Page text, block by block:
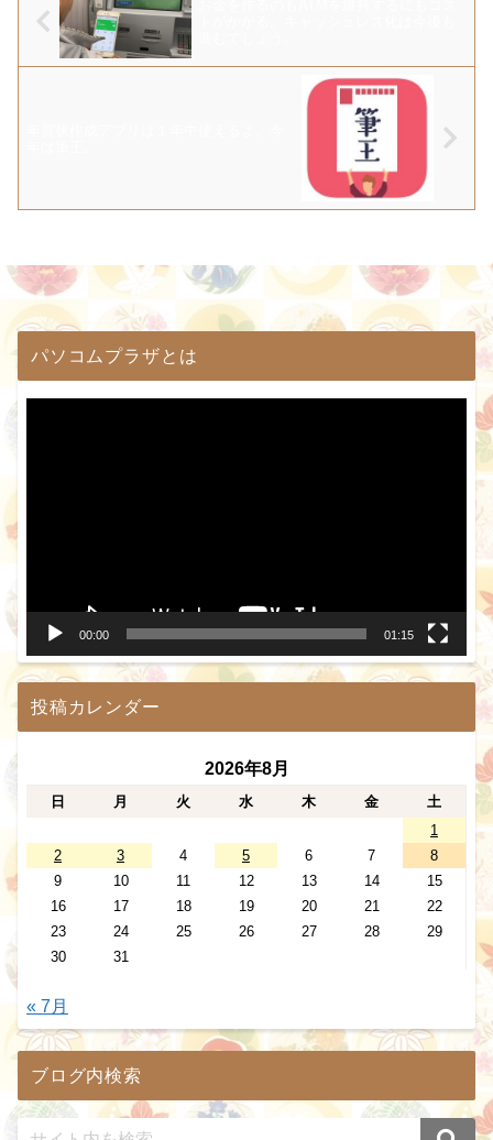
パソコムプラザとは
00:00 01:15
投稿カレンダー
2026年8月
日 月 火 水 木 金
土
1
2
3 4 5 6 7
8
9
10 11 12 13 14
15
16
17 18 19 20 21
22
23
24 25 26 27 28
29
30
31
« 7月
ブログ内検索